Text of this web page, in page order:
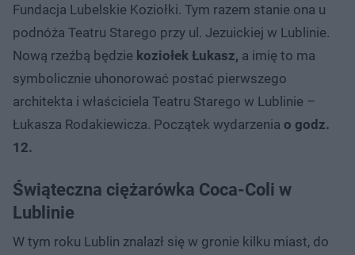
Fundacja Lubelskie Koziołki. Tym razem stanie ona u
podnóża Teatru Starego przy ul. Jezuickiej w Lublinie.
Nową rzeźbą będzie koziołek Łukasz, a imię to ma
symbolicznie uhonorować postać pierwszego
architekta i właściciela Teatru Starego w Lublinie –
Łukasza Rodakiewicza. Początek wydarzenia o godz.
12.
Świąteczna ciężarówka Coca-Coli w
Lublinie
W tym roku Lublin znalazł się w gronie kilku miast, do